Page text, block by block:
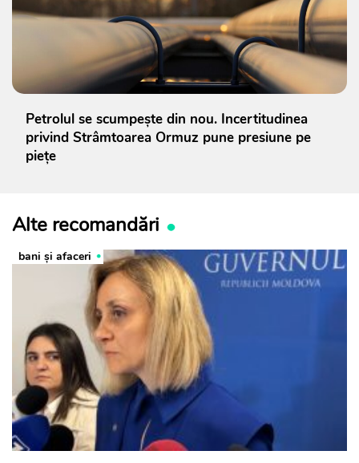
Petrolul se scumpește din nou. Incertitudinea
privind Strâmtoarea Ormuz pune presiune pe
piețe
Alte recomandări
bani și afaceri